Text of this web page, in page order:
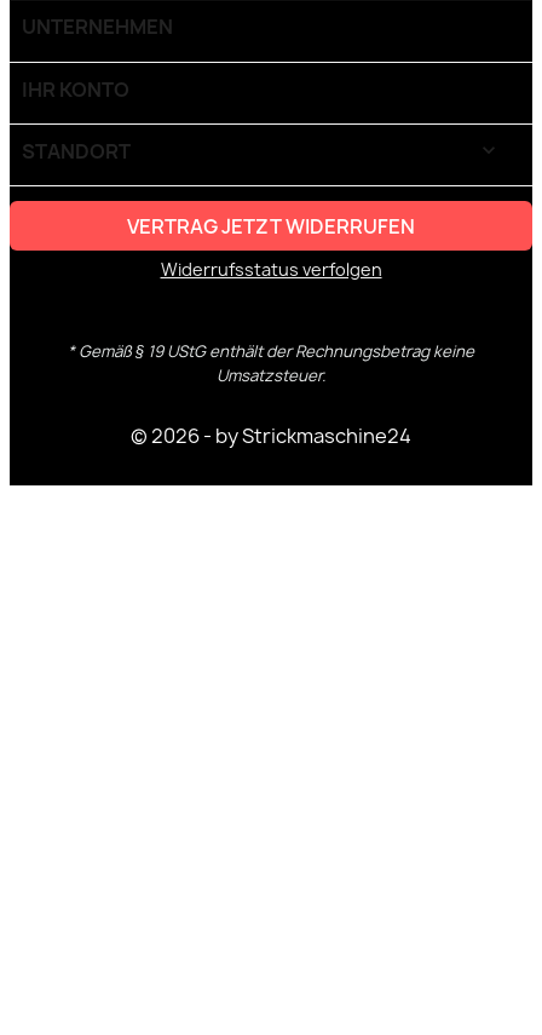
UNTERNEHMEN
IHR KONTO
STANDORT keyboard_arrow_down
VERTRAG JETZT WIDERRUFEN
Widerrufsstatus verfolgen
* Gemäß § 19 UStG enthält der Rechnungsbetrag keine
Umsatzsteuer.
© 2026 - by Strickmaschine24